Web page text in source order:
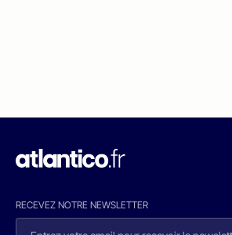
RECEVEZ NOTRE NEWSLETTER